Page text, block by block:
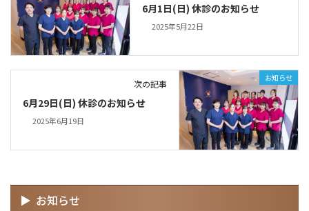
6月1日(日) 休診のお知らせ
2025年5月22日
お知らせ
次の記事
6月29日(日) 休診のお知らせ
2025年6月19日
お知らせ